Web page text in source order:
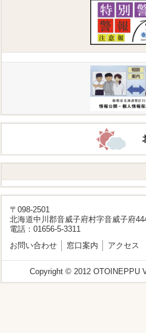
〒098-2501
北海道中川郡音威子府村字音威子府
電話：01656-5-3311
お問い合わせ
窓口案内 アクセス
Copyright © 2012 OTOINEPPU